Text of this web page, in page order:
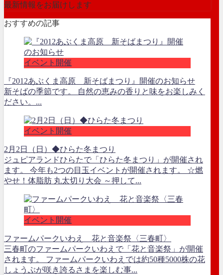
最新情報をお届けします
おすすめの記事
イベント開催
『2012あぶくま高原 新そばまつり』開催のお知らせ
新そばの季節です。 自然の恵みの香りと味をお楽しみく
ださい。...
イベント開催
2月2日（日）◆ひらた冬まつり
ジュピアランドひらたで「ひらた冬まつり」が開催され
ます。 今年も2つの目玉イベントが開催されます。 ☆燃
やせ！体脂肪 丸太切り大会 ～押して...
イベント開催
ファームパークいわえ 花と音楽祭〈三春町〉
三春町のファームパークいわえで「花と音楽祭」が開催
されます。 ファームパークいわえでは約50種5000株の花
しょうぶが咲き誇るさまを楽しむ事...